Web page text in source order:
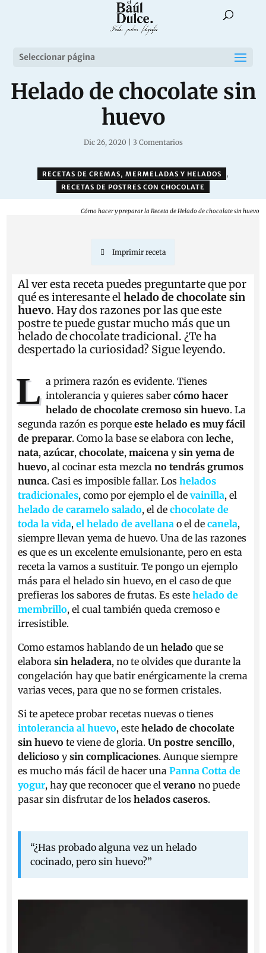
Seleccionar página
Helado de chocolate sin
huevo
Dic 26, 2020 3 Comentarios
RECETAS DE CREMAS, MERMELADAS Y HELADOS ,
RECETAS DE POSTRES CON CHOCOLATE
Cómo hacer y preparar la Receta de Helado de chocolate sin huevo
Imprimir receta
Al ver esta receta puedes preguntarte que por
qué es interesante elhelado de chocolate sin
huevo. Hay dos razones por las que este
postre te puede gustar mucho más que un
helado de chocolate tradicional. ¿Te ha
despertado la curiosidad? Sigue leyendo.
L a primera razón es evidente. Tienes
intolerancia y quieres saber cómo hacer
helado de chocolate cremoso sin huevo. La
segunda razón es porqueeste helado es muy fácil
de preparar. Como la base se elabora conleche,
nata,azúcar,chocolate,maicena ysin yema de
huevo, al cocinar esta mezclano tendrás grumos
nunca. Casi es imposible fallar. Loshelados
tradicionales, como por ejemplo el devainilla, el
helado de caramelo salado, el dechocolate de
toda la vida, el helado de avellana o el decanela,
siempre llevan yema de huevo. Una de las razones
es que es un excelente emulsionante, pero en esta
receta la vamos a sustituir. Te pongo un ejemplo
más para el helado sin huevo, en el caso de que
prefieras los sabores de frutas. Es estehelado de
membrillo, el cual también queda cremoso e
irresistible.
Como estamos hablando de unhelado que se
elaborasin heladera, no te olvides que durante la
congelación hay que batir enérgicamente la crema
varias veces, para que no se formen cristales.
Si te apetece probar recetas nuevas o tienes
intolerancia al huevo, estehelado de chocolate
sin huevo te viene de gloria.Un postre sencillo,
deliciosoysin complicaciones. Aunque siempre
es mucho más fácil de hacer unaPanna Cotta de
yogur, hay que reconocer que elverano no puede
pasar sin disfrutar de loshelados caseros.
“¿Has probado alguna vez un helado
cocinado, pero sin huevo?”